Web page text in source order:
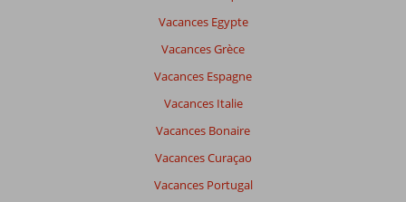
Vacances Egypte
Vacances Grèce
Vacances Espagne
Vacances Italie
Vacances Bonaire
Vacances Curaçao
Vacances Portugal